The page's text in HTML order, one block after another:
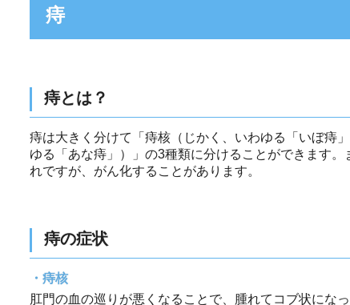
痔
痔とは？
痔は大きく分けて「痔核（じかく、いわゆる「いぼ痔
ゆる「あな痔」）」の3種類に分けることができます
れですが、がん化することがあります。
痔の症状
痔核
肛門の血の巡りが悪くなることで、腫れてコブ状にな